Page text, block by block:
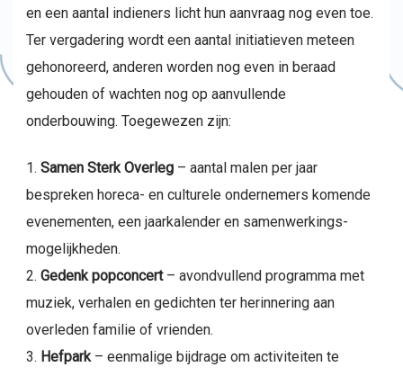
en een aantal indieners licht hun aanvraag nog even toe.
Ter vergadering wordt een aantal initiatieven meteen
gehonoreerd, anderen worden nog even in beraad
gehouden of wachten nog op aanvullende
onderbouwing. Toegewezen zijn:
Samen Sterk Overleg – aantal malen per jaar
bespreken horeca- en culturele ondernemers komende
evenementen, een jaarkalender en samenwerkings-
mogelijkheden.
Gedenk popconcert– avondvullend programma met
muziek, verhalen en gedichten ter herinnering aan
overleden familie of vrienden.
Hefpark– eenmalige bijdrage om activiteiten te